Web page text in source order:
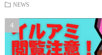
NEWS